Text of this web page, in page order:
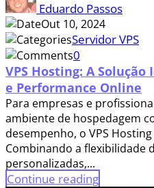
Eduardo Passos
Out 10, 2024
Servidor VPS
0
VPS Hosting: A
e Performance Online
Para empresas e
ambiente de hospedagem
desempenho, o VPS
Combinando a flexibilidade
personalizadas,...
Continue reading